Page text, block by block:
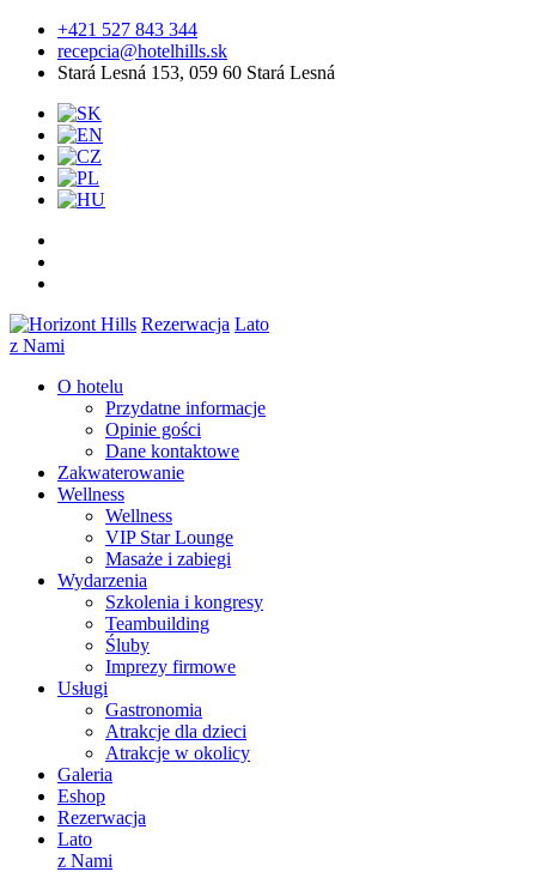
+421 527 843 344
recepcia@hotelhills.sk
Stará Lesná 153, 059 60 Stará Lesná
Rezerwacja Lato
z Nami
O hotelu
Przydatne informacje
Opinie gości
Dane kontaktowe
Zakwaterowanie
Wellness
Wellness
VIP Star Lounge
Masaże i zabiegi
Wydarzenia
Szkolenia i kongresy
Teambuilding
Śluby
Imprezy firmowe
Usługi
Gastronomia
Atrakcje dla dzieci
Atrakcje w okolicy
Galeria
Eshop
Rezerwacja
Lato
z Nami